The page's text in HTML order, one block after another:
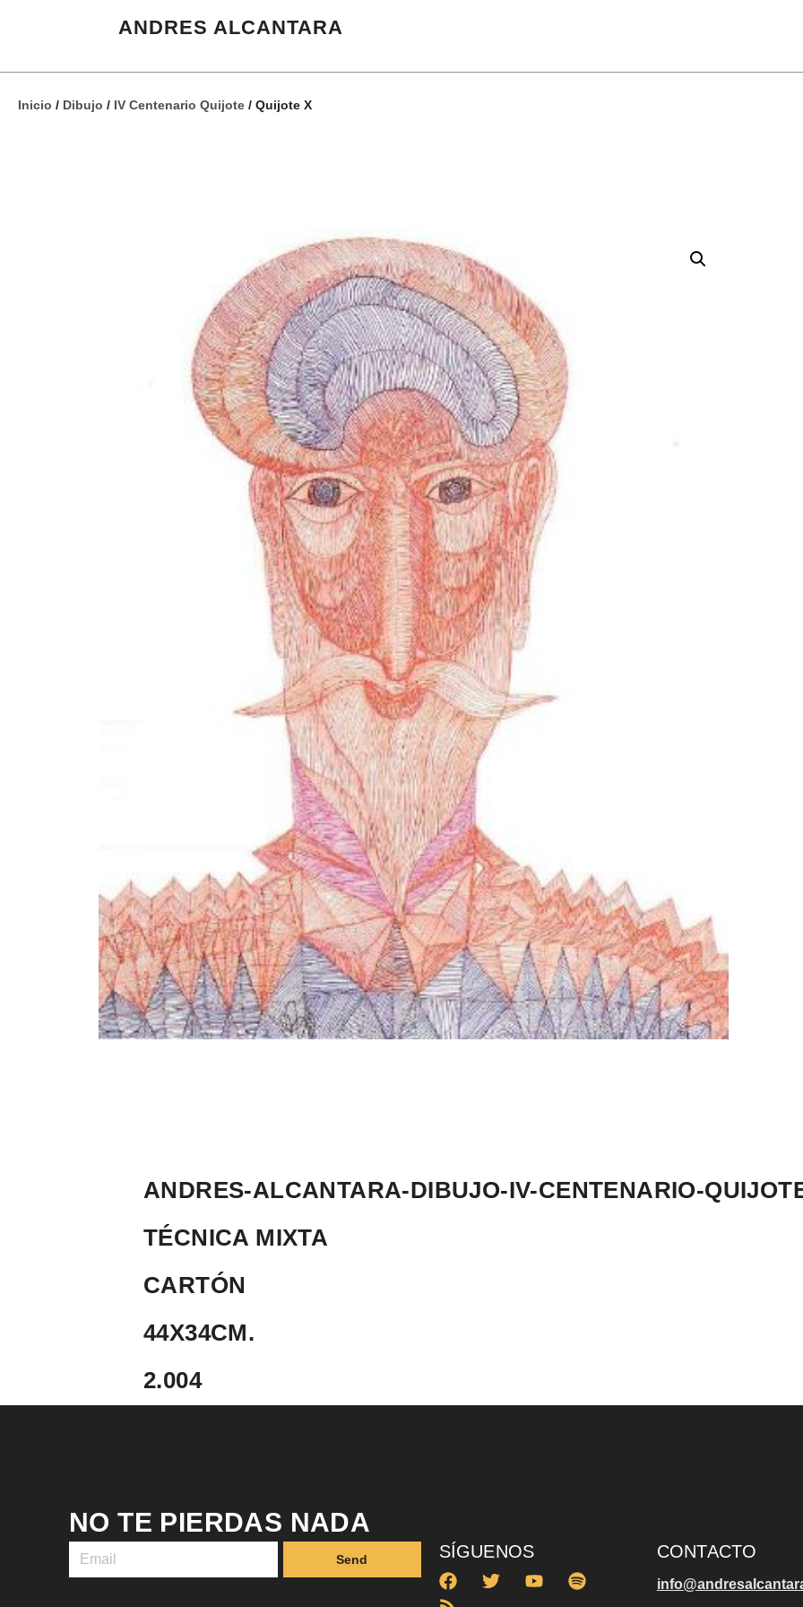
ANDRES ALCANTARA
Inicio / Dibujo / IV Centenario Quijote / Quijote X
ANDRES-ALCANTARA-DIBUJO-IV-CENTENARIO-
TÉCNICA MIXTA
CARTÓN
44X34CM.
2.004
NO TE PIERDAS NADA
Send SÍGUENOS CONTACTO